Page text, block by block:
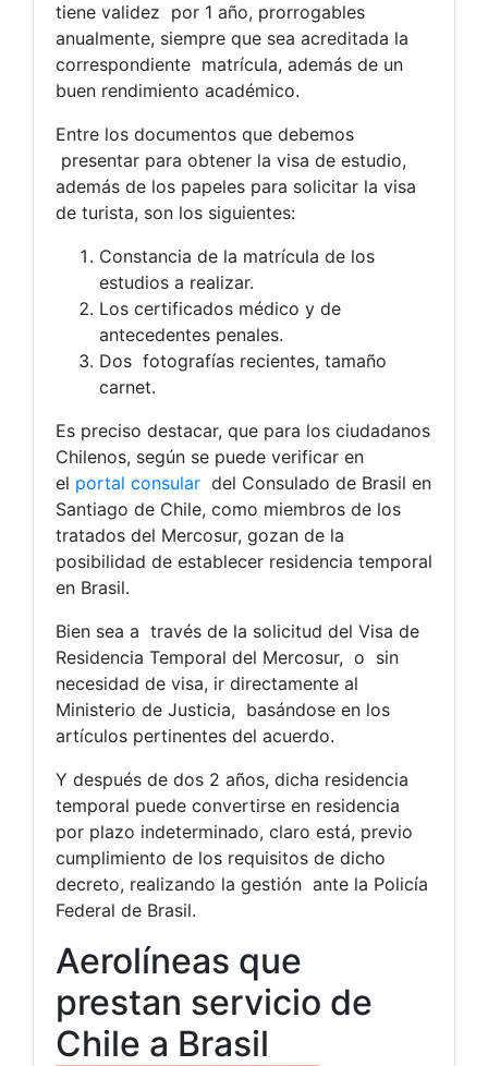
tiene validez por 1 año, prorrogables
anualmente, siempre que sea acreditada la
correspondiente matrícula, además de un
buen rendimiento académico.
Entre los documentos que debemos
presentar para obtener la visa de estudio,
además de los papeles para solicitar la visa
de turista, son los siguientes:
Constancia de la matrícula de los
estudios a realizar.
Los certificados médico y de
antecedentes penales.
Dos fotografías recientes, tamaño
carnet.
Es preciso destacar, que para los ciudadanos
Chilenos, según se puede verificar en
el portal consular del Consulado de Brasil en
Santiago de Chile, como miembros de los
tratados del Mercosur, gozan de la
posibilidad de establecer residencia temporal
en Brasil.
Bien sea a través de la solicitud del Visa de
Residencia Temporal del Mercosur, o sin
necesidad de visa, ir directamente al
Ministerio de Justicia, basándose en los
artículos pertinentes del acuerdo.
Y después de dos 2 años, dicha residencia
temporal puede convertirse en residencia
por plazo indeterminado, claro está, previo
cumplimiento de los requisitos de dicho
decreto, realizando la gestión ante la Policía
Federal de Brasil.
Aerolíneas que
prestan servicio de
Chile a Brasil